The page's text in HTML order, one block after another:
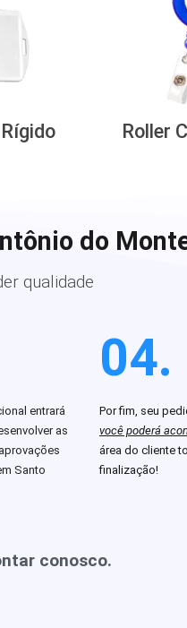
Roller
do
qualidade
entrará
as
Santo
04.
Por fim, seu
você poderá
área do cliente
finalização!
conosco.